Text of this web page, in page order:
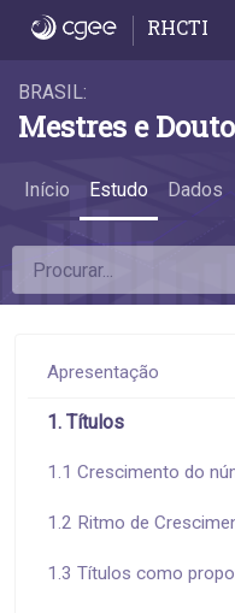
3.1 RHCTI
BRASIL:
Mestres e
Início Estudo Dados
Apresentação
1. Títulos
1.1 Crescimento do
1.2 Ritmo de
1.3 Títulos como